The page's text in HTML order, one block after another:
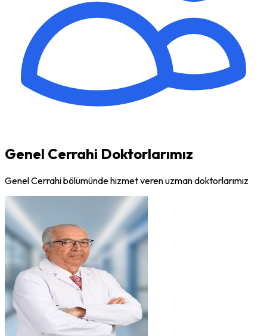
Genel Cerrahi Doktorlarımız
Genel Cerrahi bölümünde hizmet veren uzman doktorlarımız